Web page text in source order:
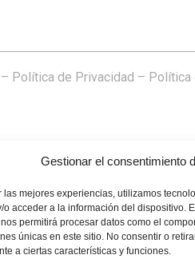
Gestionar el consentimiento
las mejores experiencias, utilizamos
o acceder a la información del dispositivo.
permitirá procesar datos como el
únicas en este sitio. No consentir o
a ciertas características y funciones.
– Política de Privacidad – Política